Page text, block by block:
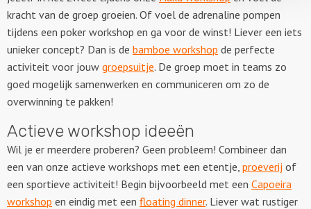
kracht van de groep groeien. Of voel de adrenaline pompen
tijdens een poker workshop en ga voor de winst! Liever een iets
unieker concept? Dan is de bamboe workshop de perfecte
activiteit voor jouw groepsuitje. De groep moet in teams zo
goed mogelijk samenwerken en communiceren om zo de
overwinning te pakken!
Actieve workshop ideeën
Wil je er meerdere proberen? Geen probleem! Combineer dan
een van onze actieve workshops met een etentje, proeverij of
een sportieve activiteit! Begin bijvoorbeeld met een Capoeira
workshop en eindig met een floating dinner. Liever wat rustiger